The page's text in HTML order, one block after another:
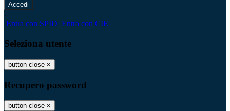
-
Entra con SPID Entra con CIE
Seleziona utente
button close ×
Recupero password
button close ×